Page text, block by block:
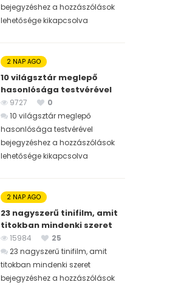
bejegyzéshez a hozzászólások
lehetősége kikapcsolva
2 NAP AGO
10 világsztár meglepő
hasonlósága testvérével
9727
0
10 világsztár meglepő
hasonlósága testvérével
bejegyzéshez a hozzászólások
lehetősége kikapcsolva
2 NAP AGO
23 nagyszerű tinifilm, amit
titokban mindenki szeret
15984
25
23 nagyszerű tinifilm, amit
titokban mindenki szeret
bejegyzéshez a hozzászólások